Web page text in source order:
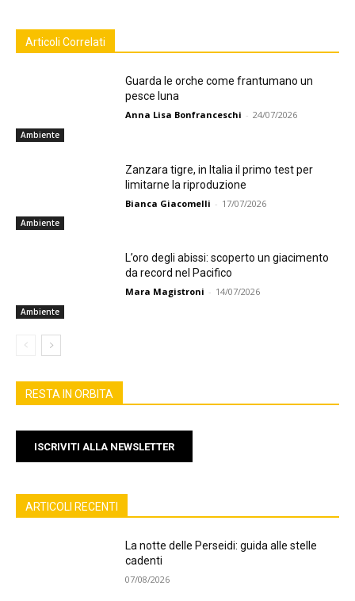
Articoli Correlati
Ambiente
Guarda le orche come frantumano un
pesce luna
Anna Lisa Bonfranceschi - 24/07/2026
Ambiente
Zanzara tigre, in Italia il primo test per
limitarne la riproduzione
Bianca Giacomelli - 17/07/2026
Ambiente
L’oro degli abissi: scoperto un giacimento
da record nel Pacifico
Mara Magistroni - 14/07/2026
RESTA IN ORBITA
ISCRIVITI ALLA NEWSLETTER
ARTICOLI RECENTI
La notte delle Perseidi: guida alle stelle
cadenti
07/08/2026